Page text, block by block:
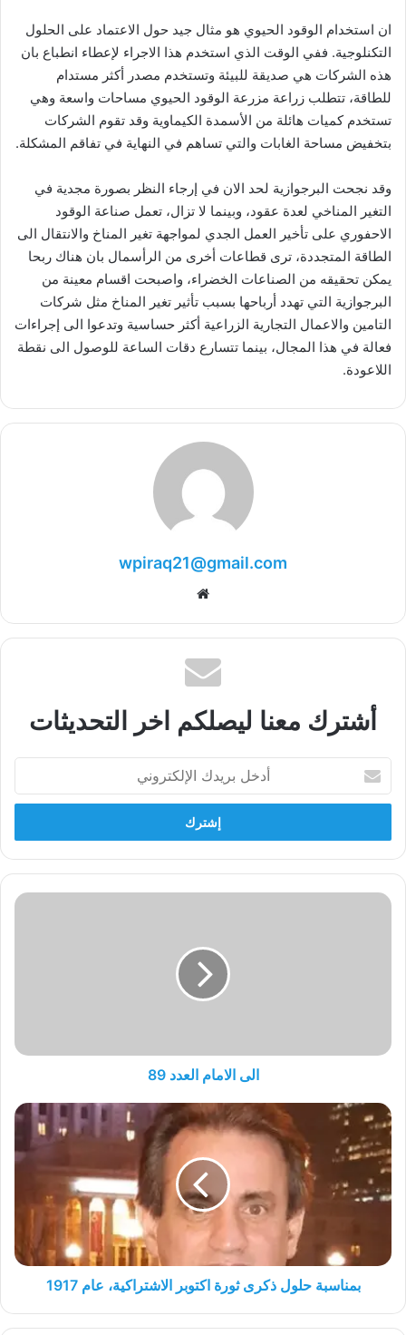
ان استخدام الوقود الحيوي هو مثال جيد حول الاعتماد على الحلول
التكنلوجية. ففي الوقت الذي استخدم هذا الاجراء لإعطاء انطباع بان
هذه الشركات هي صديقة للبيئة وتستخدم مصدر أكثر مستدام
للطاقة، تتطلب زراعة مزرعة الوقود الحيوي مساحات واسعة وهي
تستخدم كميات هائلة من الأسمدة الكيماوية وقد تقوم الشركات
بتخفيض مساحة الغابات والتي تساهم في النهاية في تفاقم المشكلة.
وقد نجحت البرجوازية لحد الان في إرجاء النظر بصورة مجدية في
التغير المناخي لعدة عقود، وبينما لا تزال، تعمل صناعة الوقود
الاحفوري على تأخير العمل الجدي لمواجهة تغير المناخ والانتقال الى
الطاقة المتجددة، ترى قطاعات أخرى من الرأسمال بان هناك ربحا
يمكن تحقيقه من الصناعات الخضراء، واصبحت اقسام معينة من
البرجوازية التي تهدد أرباحها بسبب تأثير تغير المناخ مثل شركات
التامين والاعمال التجارية الزراعية أكثر حساسية وتدعوا الى إجراءات
فعالة في هذا المجال، بينما تتسارع دقات الساعة للوصول الى نقطة
اللاعودة.
wpiraq21@gmail.com
أشترك معنا ليصلكم اخر التحديثات
بريدك
الإلكتروني
الى
الى الامام العدد 89
بمناسبة
حلول
ذكرى
ثورة
اكتوبر
الاشتراكية،
بمناسبة حلول ذكرى ثورة اكتوبر الاشتراكية، عام 1917